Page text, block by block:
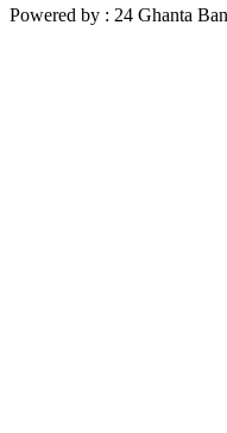
Powered by : 24 Ghanta